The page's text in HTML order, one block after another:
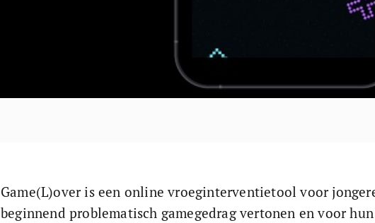
Game(L)over is een online vroeginterventietool voor
beginnend problematisch gamegedrag vertonen en voor